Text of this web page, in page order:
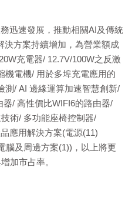
迅速發展，推動相關AI及傳統
方案持續增加，為營業額成
充電器/ 12.7V/100W之反激
機電機/ 用於多埠充電應用的
測/ AI 邊緣運算加速智慧創新/
/ 高性價比WIFI6的路由器/
術/ 多功能座椅控制器/
應用解決方案(電源(11)
腦及周邊方案(1))，以上將更
加市占率。